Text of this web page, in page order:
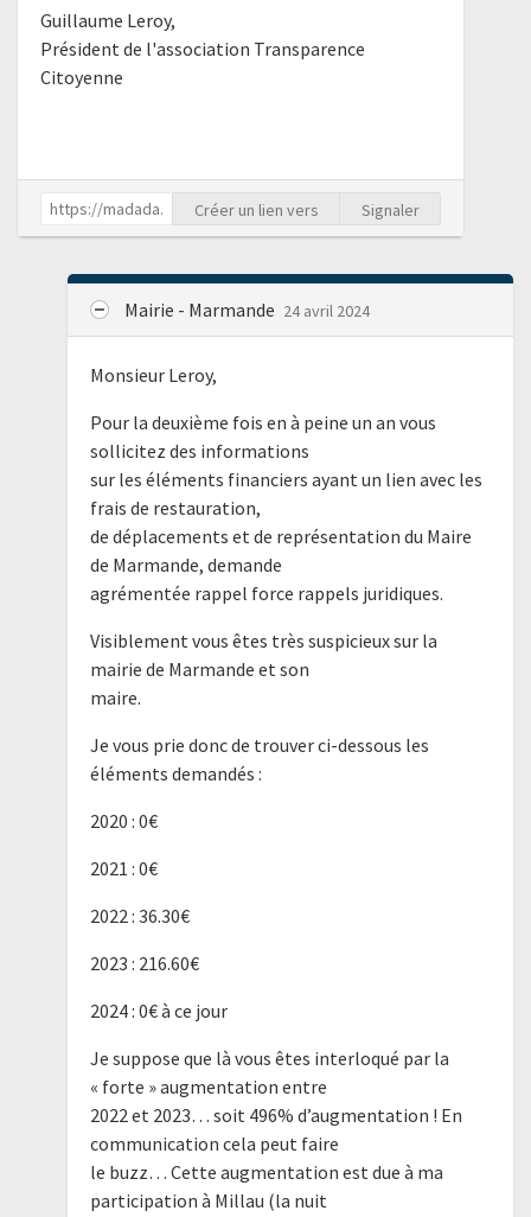
Guillaume Leroy,
Président de l'association Transparence
Citoyenne
Créer un lien vers Signaler
Mairie - Marmande 24 avril 2024
Monsieur Leroy,
Pour la deuxième fois en à peine un an vous
sollicitez des informations
sur les éléments financiers ayant un lien avec les
frais de restauration,
de déplacements et de représentation du Maire
de Marmande, demande
agrémentée rappel force rappels juridiques.
Visiblement vous êtes très suspicieux sur la
mairie de Marmande et son
maire.
Je vous prie donc de trouver ci-dessous les
éléments demandés :
2020 : 0€
2021 : 0€
2022 : 36.30€
2023 : 216.60€
2024 : 0€ à ce jour
Je suppose que là vous êtes interloqué par la
« forte » augmentation entre
2022 et 2023… soit 496% d’augmentation ! En
communication cela peut faire
le buzz… Cette augmentation est due à ma
participation à Millau (la nuit